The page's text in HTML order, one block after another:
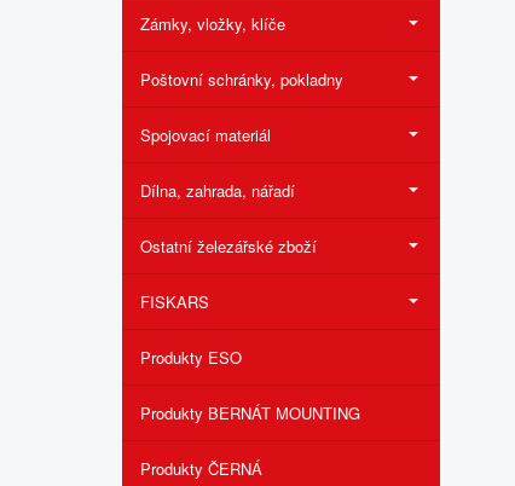
Zámky, vložky, klíče
Poštovní schránky, pokladny
Spojovací materiál
Dílna, zahrada, nářadí
Ostatní železářské zboží
FISKARS
Produkty ESO
Produkty BERNÁT MOUNTING
Produkty ČERNÁ